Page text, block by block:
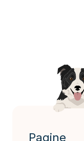
Pagine